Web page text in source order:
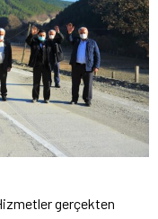
gerçekten